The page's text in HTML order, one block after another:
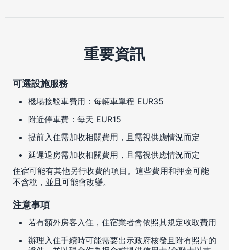
重要資訊
可選設施服務
機場接駁車費用：每輛車單程 EUR35
附近停車費：每天 EUR15
提前入住需加收相關費用，且需視供應情況而定
延遲退房需加收相關費用，且需視供應情況而定
住宿可能有其他另行收費的項目。這些費用和押金可能
不含稅，並且可能會改變。
注意事項
若有額外房客入住，住宿業者會依照其規定收取費用
辦理入住手續時可能需要出示政府核發且附有照片的